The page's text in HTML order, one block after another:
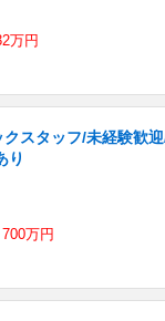
万円
スタッフ/未経験歓
り
万円